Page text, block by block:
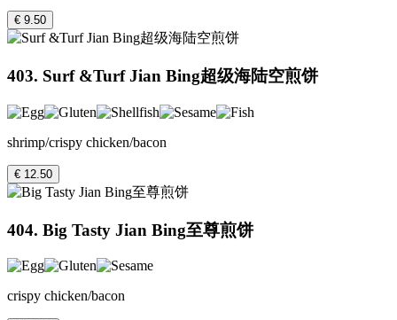
€ 9.50
403. Surf &Turf Jian Bing超级海陆空煎饼
shrimp/crispy chicken/bacon
€ 12.50
404. Big Tasty Jian Bing至尊煎饼
crispy chicken/bacon